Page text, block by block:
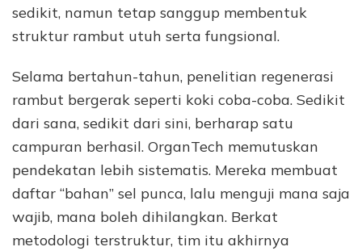
sedikit, namun tetap sanggup membentuk
struktur rambut utuh serta fungsional.
Selama bertahun-tahun, penelitian regenerasi
rambut bergerak seperti koki coba-coba. Sedikit
dari sana, sedikit dari sini, berharap satu
campuran berhasil. OrganTech memutuskan
pendekatan lebih sistematis. Mereka membuat
daftar “bahan” sel punca, lalu menguji mana saja
wajib, mana boleh dihilangkan. Berkat
metodologi terstruktur, tim itu akhirnya